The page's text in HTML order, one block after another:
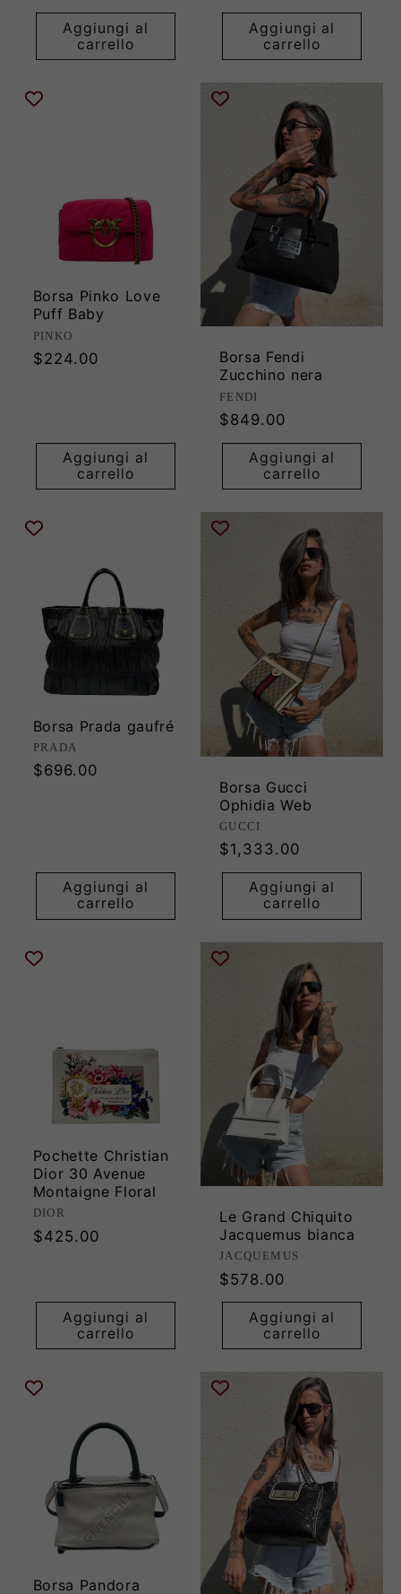
Aggiungi al
carrello
di
listinoAggiungi al
carrello
Borsa Pinko Love
Puff Baby
Produttore:
PINKO
Prezzo
$224.00
Aggiungi al
carrello
Borsa Fendi
Zucchino nera
Produttore:
FENDI
Prezzo
di
listino
$849.00
Aggiungi al
carrello
Borsa Prada gaufré
Produttore:
PRADA
Prezzo
$696.00
Aggiungi al
carrello
Borsa Gucci
Ophidia Web
Produttore:
GUCCI
Prezzo
di
listino
$1,333.00
Aggiungi al
carrello
Pochette Christian
Dior 30 Avenue
Montaigne Floral
Produttore:
DIOR
Prezzo
$425.00
Aggiungi al
carrello
Le Grand Chiquito
Jacquemus bianca
Produttore:
JACQUEMUS
Prezzo
di
listino
$578.00
Aggiungi al
carrello
Borsa Pandora